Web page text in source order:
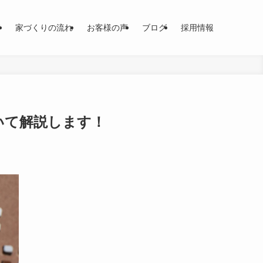
家づくりの流れ お客様の声 ブログ 採用情報
解説します！